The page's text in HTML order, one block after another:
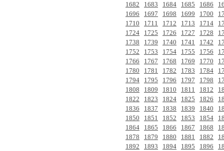
1682
1683 1684 1685 1686
1696
1697 1698 1699 1700
1710
1711 1712 1713 1714
1724
1725 1726 1727 1728
1738
1739 1740 1741 1742
1752
1753 1754 1755 1756
1766
1767 1768 1769 1770
1780
1781 1782 1783 1784
1794
1795 1796 1797 1798
1808
1809 1810 1811 1812
1822
1823 1824 1825 1826
1836
1837 1838 1839 1840
1850
1851 1852 1853 1854
1864
1865 1866 1867 1868
1878
1879 1880 1881 1882
1892
1893 1894 1895 1896